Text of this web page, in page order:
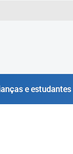
e estudantes